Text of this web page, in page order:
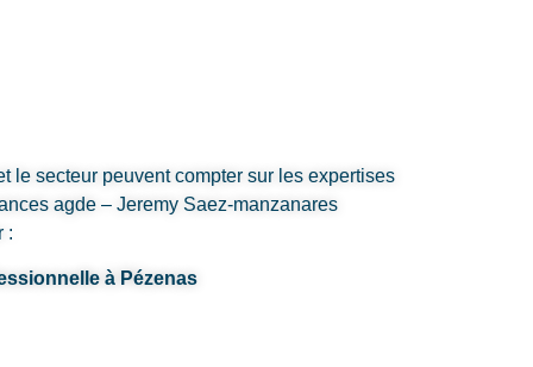
le secteur peuvent compter sur les expertises
agde – Jeremy Saez-manzanares
:
à Pézenas